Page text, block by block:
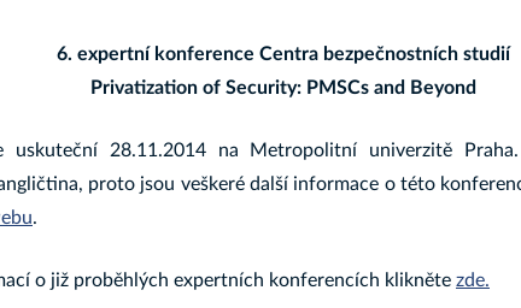
6. expertní konference Centra bezpečnostních studií
Privatization of Security: PMSCs and Beyond
uskuteční 28.11.2014 na Metropolitní univerzitě
proto jsou veškeré další informace o této
.
o již proběhlých expertních konferencích klikněte zde.